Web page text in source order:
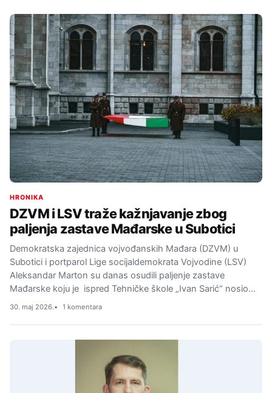
HRONIKA
DZVM i LSV traže kažnjavanje zbog
paljenja zastave Mađarske u Subotici
Demokratska zajednica vojvođanskih Mađara (DZVM) u
Subotici i portparol Lige socijaldemokrata Vojvodine (LSV)
Aleksandar Marton su danas osudili paljenje zastave
Mađarske koju je ispred Tehničke škole „Ivan Sarić“ nosio…
30. maj 2026. 1 komentara